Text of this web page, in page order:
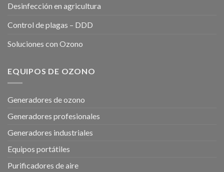
Desinfección en agricultura
Control de plagas – DDD
Soluciones con Ozono
EQUIPOS DE OZONO
Generadores de ozono
Generadores profesionales
Generadores industriales
Equipos portátiles
Purificadores de aire